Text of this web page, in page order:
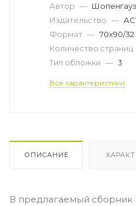
Автор —
Издательство —
Формат — 70x90/32
Количество страниц
Тип обложки — 3
Все характеристики
ОПИСАНИЕ
В предлагаемый